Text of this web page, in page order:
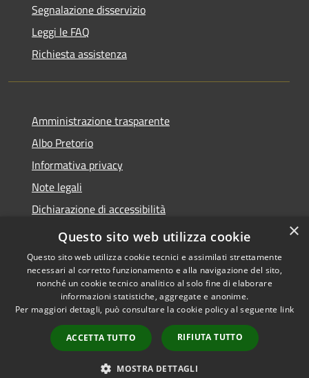
Segnalazione disservizio
Leggi le FAQ
Richiesta assistenza
Amministrazione trasparente
Albo Pretorio
Informativa privacy
Note legali
Dichiarazione di accessibilità
Area riservata dipendenti
Accessibilità
Copyright © 2026 • Comune di
Pedrengo • Powered by
Municipium•
Accesso
redazione
×
Questo sito web utilizza cookie
Questo sito web utilizza cookie tecnici e assimilati strettamente
necessari al corretto funzionamento e alla navigazione del sito,
nonché un cookie tecnico analitico al solo fine di elaborare
informazioni statistiche, aggregate e anonime.
Per maggiori dettagli, può consultare la cookie policy al seguente link
ACCETTA TUTTO RIFIUTA TUTTO
MOSTRA DETTAGLI